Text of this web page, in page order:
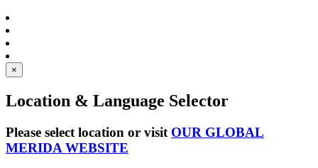
×
Location & Language Selector
Please select location or visit OUR GLOBAL
MERIDA WEBSITE